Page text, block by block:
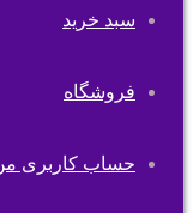
سبد خرید
فروشگاه
حساب کاربری